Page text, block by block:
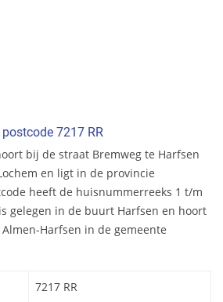
7217 RR
bij de straat Bremweg te Harfsen
en ligt in de provincie
heeft de huisnummerreeks 1 t/m
gelegen in de buurt Harfsen en hoort
Harfsen in de gemeente
7217 RR